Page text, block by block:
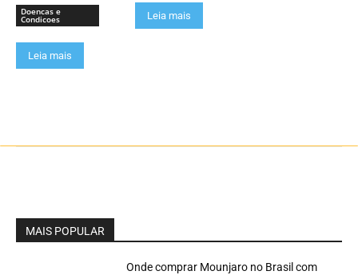
Doencas e
Condicoes
Leia mais
Leia mais
MAIS POPULAR
Onde comprar Mounjaro no Brasil com